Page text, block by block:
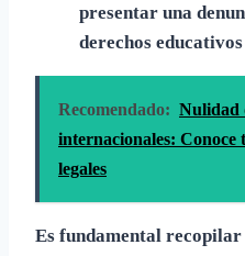
presentar una
derechos
Recomendado: Nulidad
internacionales: Conoce
legales
Es fundamental recopilar